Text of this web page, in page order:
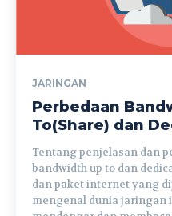
JARINGAN
Perbedaan
To(Share) dan
Tentang penjelasan dan
bandwidth up to dan
dan paket internet yang dijual ISP.
mengenal dunia jaringan